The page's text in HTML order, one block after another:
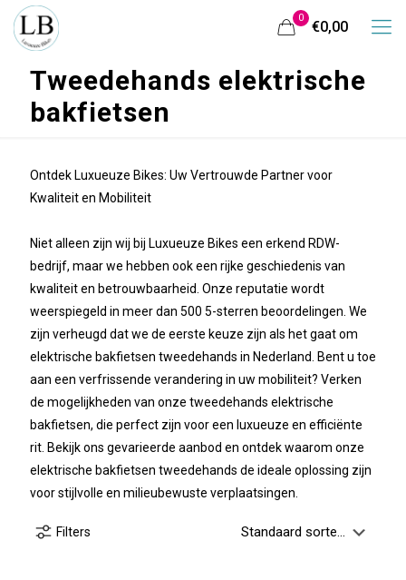
0
€0,00
Tweedehands elektrische
bakfietsen
Ontdek Luxueuze Bikes: Uw Vertrouwde Partner voor
Kwaliteit en Mobiliteit
Niet alleen zijn wij bij Luxueuze Bikes een erkend RDW-
bedrijf, maar we hebben ook een rijke geschiedenis van
kwaliteit en betrouwbaarheid. Onze reputatie wordt
weerspiegeld in meer dan 500 5-sterren beoordelingen. We
zijn verheugd dat we de eerste keuze zijn als het gaat om
elektrische bakfietsen tweedehands in Nederland. Bent u toe
aan een verfrissende verandering in uw mobiliteit? Verken
de mogelijkheden van onze tweedehands elektrische
bakfietsen, die perfect zijn voor een luxueuze en efficiënte
rit. Bekijk ons gevarieerde aanbod en ontdek waarom onze
elektrische bakfietsen tweedehands de ideale oplossing zijn
voor stijlvolle en milieubewuste verplaatsingen.
Filters